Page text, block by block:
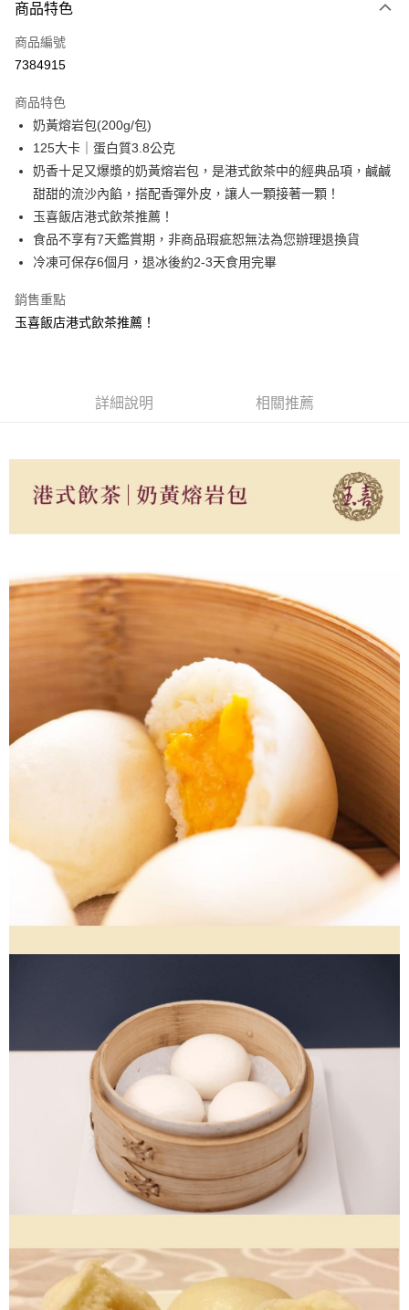
信用卡一次付款
LINE Pay
街口支付
悠遊付
Google Pay
AFTEE先享後付
相關說明
【關於「AFTEE先享後付」】
便利好安心！
１．簡單：不需註冊會員、不需綁卡、不需儲值。
２．便利：只要手機號碼，簡訊認證，即可結帳。
１．於結帳方式選擇「AFTEE先享後付」後，將跳轉至「AFTEE先享後付」
結帳頁面，進行簡訊認證並確認金額後，即可完成結帳。
ATM／網路銀行／等多元方式進行付款，方視為交易完成。
※ 請注意：結帳手續完成當下不需立刻繳費，但若您需要取消訂單，請聯絡
購買商品的店家。未經商家同意取消之訂單仍視為有效，需透過AFTEE先享
【注意事項】
１．透過由恩沛科技股份有限公司提供之「AFTEE先享後付」服務完成之交
易，需依本服務之必要範圍內提供個人資料，並將交易相關給付款項請求債
權轉讓予恩沛科技股份有限公司。
２．關於個人資料處理事宜，請瀏覽以下網址：
３．未成年的使用者請事先徵得法定代理人或監護人之同意方可使用
「AFTEE先享後付」，若未經同意申辦者引起之損失，本公司不負相關責
任。
４．使用「AFTEE先享後付」時，將依據個別帳號之用戶狀況，依本公司即
時審查核予不同之上限額度；若仍有額度不足之情形，本公司將視審查結果
５．嚴禁一人註冊多個帳號或使用他人資訊註冊。若發現惡意使用之情形，
恩沛科技股份有限公司將有權停止該用戶之使用額度並採取法律行動。
運送方式
每筆NT$340，滿NT$3,000(含以上)免運費
商品特色
商品編號
7384915
商品特色
奶黃熔岩包(200g/包)
125大卡｜蛋白質3.8公克
奶香十足又爆漿的奶黃熔岩包，是港式飲茶中的經典品項，鹹鹹
甜甜的流沙內餡，搭配香彈外皮，讓人一顆接著一顆！
玉喜飯店港式飲茶推薦！
食品不享有7天鑑賞期，非商品瑕疵恕無法為您辦理退換貨
冷凍可保存6個月，退冰後約2-3天食用完畢
銷售重點
玉喜飯店港式飲茶推薦！
詳細說明 相關推薦